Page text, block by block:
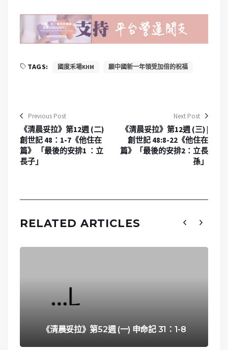
TAGS: 國度禾場KHM 願中國新一年領受加倍的祝福
Previous Post
《清晨妥拉》第12週 (二)
創世記 48：1-7《他住在
篇》 「最後的安排1 ：立
長子」
Next Post
《清晨妥拉》第12週 (三) |
創世記 48:8-22《他住在
篇》「最後的安排2：立長
孫」
RELATED ARTICLES
《清晨妥拉》第52週 (一) 申命記 31：1-8